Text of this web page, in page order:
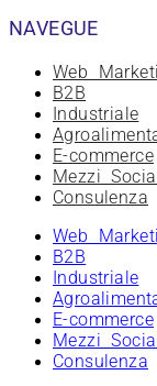
NAVEGUE
Web
B2B
Industriale
E-commerce
Mezzi
Consulenza
Web
B2B
Industriale
E-commerce
Mezzi
Consulenza